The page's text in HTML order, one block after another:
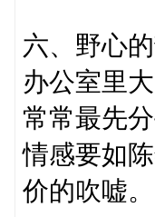
六、野心
办公室里
常常最先
情感要如
价的吹嘘。